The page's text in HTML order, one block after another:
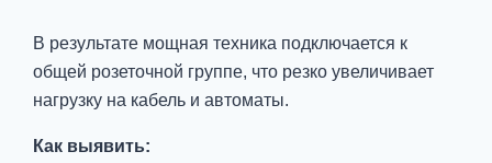
В результате мощная техника подключается к
общей розеточной группе, что резко увеличивает
нагрузку на кабель и автоматы.
Как выявить: